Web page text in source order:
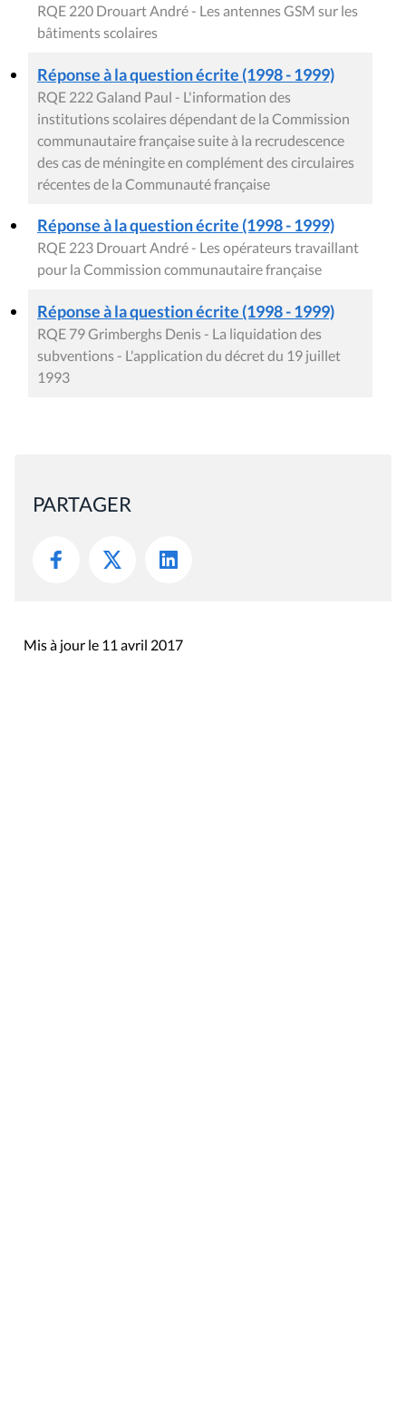
RQE 220 Drouart André - Les antennes GSM sur les
bâtiments scolaires
Réponse à la question écrite (1998 - 1999)
RQE 222 Galand Paul - L'information des
institutions scolaires dépendant de la Commission
communautaire française suite à la recrudescence
des cas de méningite en complément des circulaires
récentes de la Communauté française
Réponse à la question écrite (1998 - 1999)
RQE 223 Drouart André - Les opérateurs travaillant
pour la Commission communautaire française
Réponse à la question écrite (1998 - 1999)
RQE 79 Grimberghs Denis - La liquidation des
subventions - L'application du décret du 19 juillet
1993
PARTAGER
Mis à jour le 11 avril 2017